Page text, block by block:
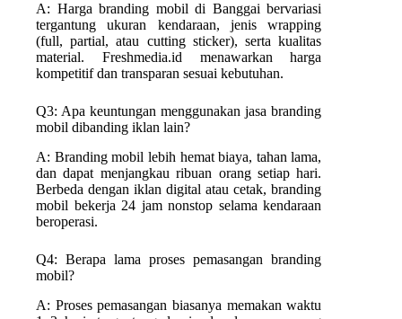
A: Harga branding mobil di Banggai bervariasi
tergantung ukuran kendaraan, jenis wrapping
(full, partial, atau cutting sticker), serta kualitas
material. Freshmedia.id menawarkan harga
kompetitif dan transparan sesuai kebutuhan.
Q3: Apa keuntungan menggunakan jasa branding
mobil dibanding iklan lain?
A: Branding mobil lebih hemat biaya, tahan lama,
dan dapat menjangkau ribuan orang setiap hari.
Berbeda dengan iklan digital atau cetak, branding
mobil bekerja 24 jam nonstop selama kendaraan
beroperasi.
Q4: Berapa lama proses pemasangan branding
mobil?
A: Proses pemasangan biasanya memakan waktu